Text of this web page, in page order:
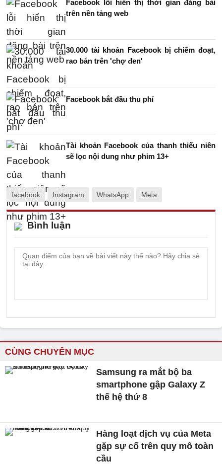
Facebook lỗi hiển thị thời gian đăng bài
trên nền tảng web
30.000 tài khoản Facebook bị chiếm đoạt,
rao bán trên 'chợ đen'
Facebook bắt đầu thu phí
Tài khoản Facebook của thanh thiếu niên
sẽ lọc nội dung như phim 13+
facebook Instagram WhatsApp Meta
Bình luận
CÙNG CHUYÊN MỤC
Samsung ra mắt bộ ba
smartphone gập Galaxy Z
thế hệ thứ 8
Hàng loạt dịch vụ của Meta
gặp sự cố trên quy mô toàn
cầu